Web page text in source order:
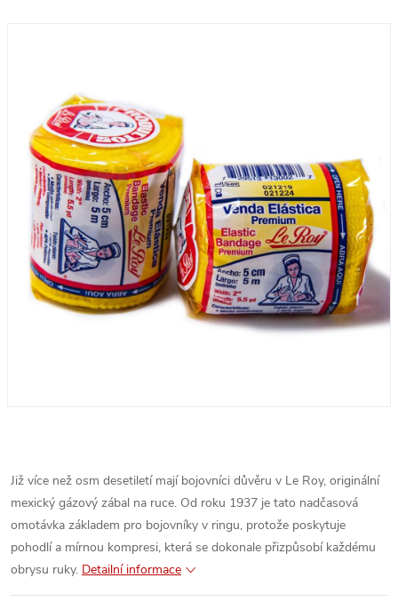
Již více než osm desetiletí mají bojovníci důvěru v Le Roy, originální
mexický gázový zábal na ruce. Od roku 1937 je tato nadčasová
omotávka základem pro bojovníky v ringu, protože poskytuje
pohodlí a mírnou kompresi, která se dokonale přizpůsobí každému
obrysu ruky. Detailní informace